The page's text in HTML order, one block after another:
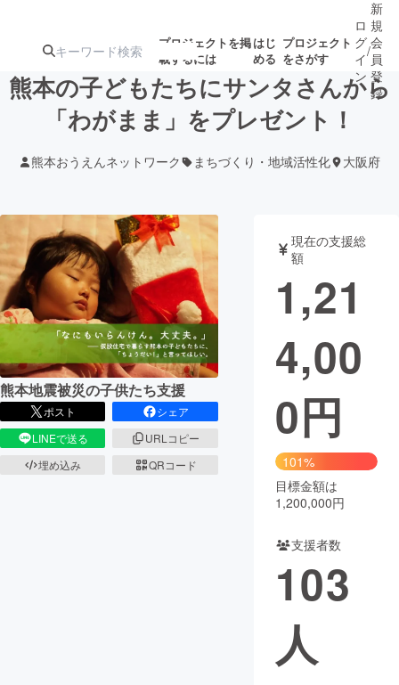
プロジェクトを掲
載するには
はじ
める
プロジェクト
をさがす
人気のプロ
ジェクト
ターン
ジェクト
募集終了が近いプ
ロジェクト
もうすぐ公開
されます
アート・写真 音楽
テクノロジー・ガジェット ゲーム・サ
映像・映画
ビジネス・起業
まちづくり・地域活性化
CAMPFIRE Creation
コミュニティ
ロ
グ
イ
ン
/
新
規
会
員
登
録
熊本の子どもたちにサンタさんから
「わがまま」をプレゼント！
熊本おうえんネットワーク まちづくり・地域活性化 大阪府
熊本地震被災の子供たち支援
ポスト
シェア
LINEで送る
URLコピー
埋め込み
QRコード
現在の支援総
額
1,21
4,00
0円
101%
目標金額は
1,200,000円
支援者数
103
人